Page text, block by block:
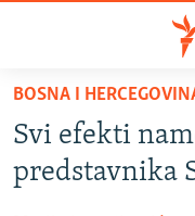
Pređite
glavni
sadržaj
Pređite
BOSNA I
SRBIJA
BOSNA I
Svi efekti
predstavnika